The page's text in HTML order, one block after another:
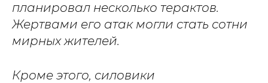
планировал несколько терактов.
Жертвами его атак могли стать сотни
мирных жителей.
Кроме этого, силовики